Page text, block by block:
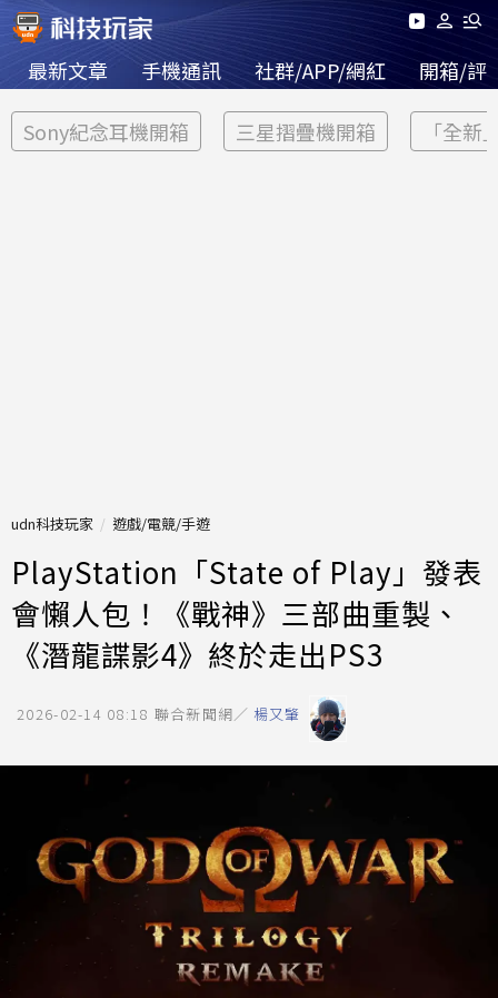
最新文章 手機通訊 社群/APP/網紅 開箱/評
Sony紀念耳機開箱 三星摺疊機開箱 「全新
udn科技玩家 遊戲/電競/手遊
PlayStation「State of Play」發表
會懶人包！《戰神》三部曲重製、
《潛龍諜影4》終於走出PS3
2026-02-14 08:18 聯合新聞網／ 楊又肇